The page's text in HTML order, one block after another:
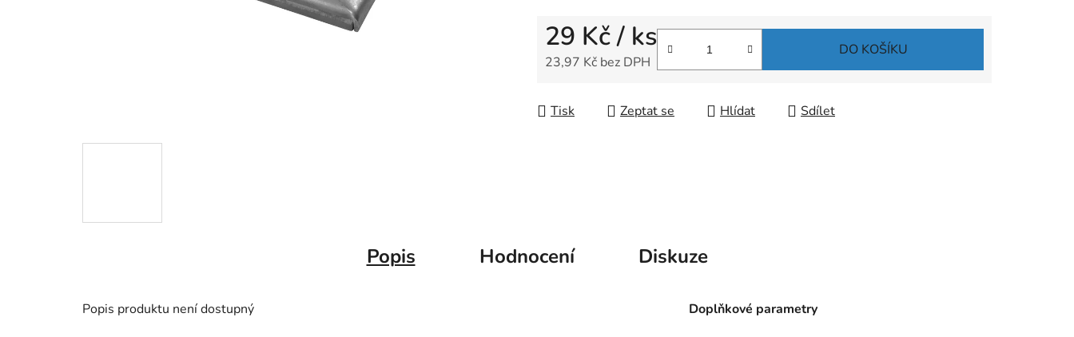
hvězdiček.
29 Kč/ ks
23,97 Kč bez DPH
DO KOŠÍKU
Tisk Zeptat se Hlídat Sdílet
Popis Hodnocení Diskuze
Popis produktu není dostupný Doplňkové parametry